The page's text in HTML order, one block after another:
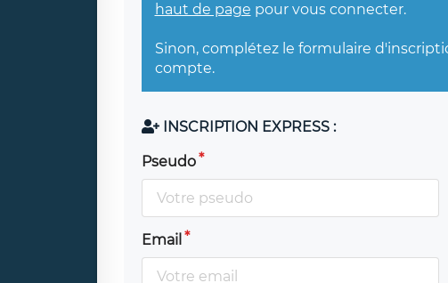
haut de page pour vous connecter.
Sinon, complétez le formulaire
compte.
INSCRIPTION EXPRESS :
Pseudo
Email